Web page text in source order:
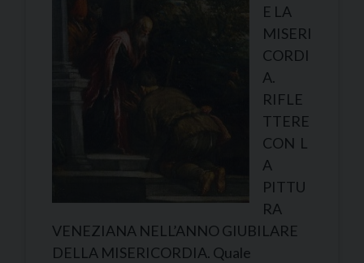
E LA
MISERI
CORDI
A.
RIFLE
TTERE
CON L
A
PITTU
RA
VENEZIANA NELL’ANNO GIUBILARE
DELLA MISERICORDIA. Quale